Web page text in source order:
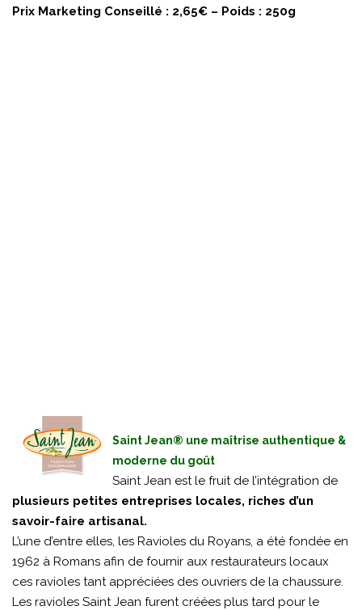
Prix Marketing Conseillé : 2,65€ – Poids : 250g
Saint Jean® une maîtrise authentique &
moderne du goût
Saint Jean est le fruit de l’intégration de
plusieurs petites entreprises locales, riches d’un
savoir-faire artisanal.
L’une d’entre elles, les Ravioles du Royans, a été fondée en
1962 à Romans afin de fournir aux restaurateurs locaux
ces ravioles tant appréciées des ouvriers de la chaussure.
Les ravioles Saint Jean furent créées plus tard pour le